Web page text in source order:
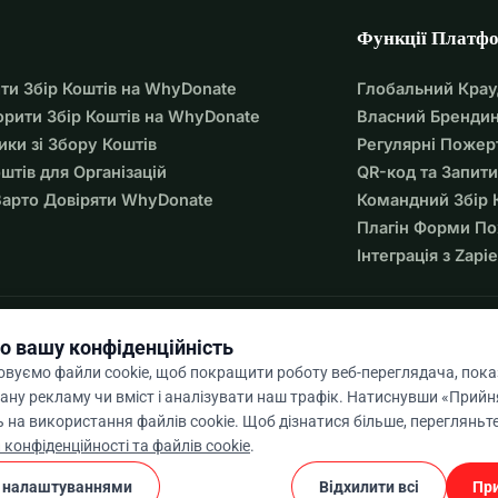
насправді кожної
залучення нових партнерів,
цілей, досягнення
відкритість до нових рішень,
група учасників Devjo, яка
група бездомних і тих, хто не має
щоб отримати допомогу, і про
також хоче з ними поговорити.
важко, і нам це подобається!
Збір Коштів на WhyDonate
Збір Коштів на WhyDonate
зі Збору Коштів
для Організацій
Довіряти WhyDonate
Функції
Глобальний
Власний
Регулярні
QR-код та
Командний Збір
Плагін Форми
Інтеграція з
/ 5 на основі 500+ відгуків
вашу конфіденційність
файли cookie, щоб покращити роботу веб-переглядача,
рекламу чи вміст і аналізувати наш трафік. Натиснувши
на використання файлів cookie. Щоб дізнатися більше,
конфіденційності та файлів cookie.
налаштуваннями Відхилити всі